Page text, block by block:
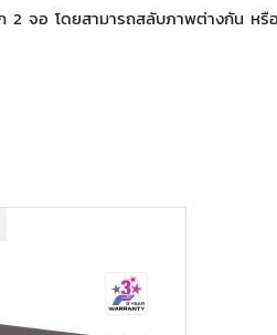
จอ โดยสามารถสลับภาพต่างกัน หรื